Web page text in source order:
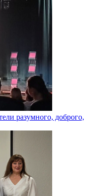
разумного, доброго,